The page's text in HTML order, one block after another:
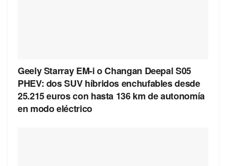
Geely Starray EM-i o Changan Deepal S05
PHEV: dos SUV híbridos enchufables desde
25.215 euros con hasta 136 km de autonomía
en modo eléctrico